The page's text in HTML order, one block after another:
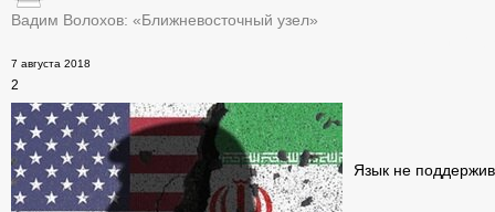
Вадим Волохов: «Ближневосточный узел»
7 августа 2018
2
Язык не